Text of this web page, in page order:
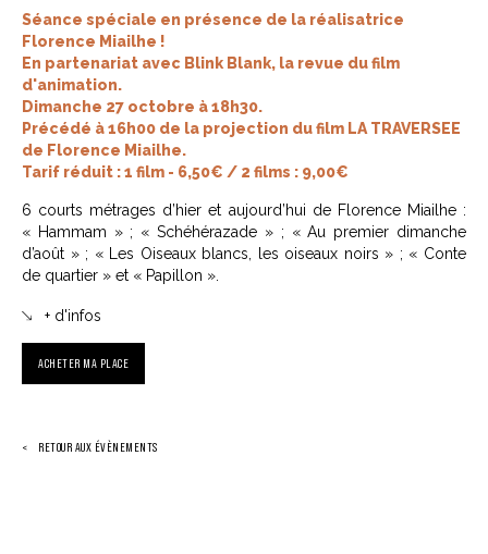
Séance spéciale en présence de la réalisatrice
Florence Miailhe !
En partenariat avec Blink Blank, la revue du film
d'animation.
Dimanche 27 octobre à 18h30.
Précédé à 16h00 de la projection du film LA TRAVERSEE
de Florence Miailhe.
Tarif réduit : 1 film - 6,50€ / 2 films : 9,00€
6 courts métrages d’hier et aujourd’hui de Florence Miailhe :
« Hammam » ; « Schéhérazade » ; « Au premier dimanche
d’août » ; « Les Oiseaux blancs, les oiseaux noirs » ; « Conte
de quartier » et « Papillon ».
+ d'infos
ACHETER MA PLACE
RETOUR AUX ÉVÈNEMENTS